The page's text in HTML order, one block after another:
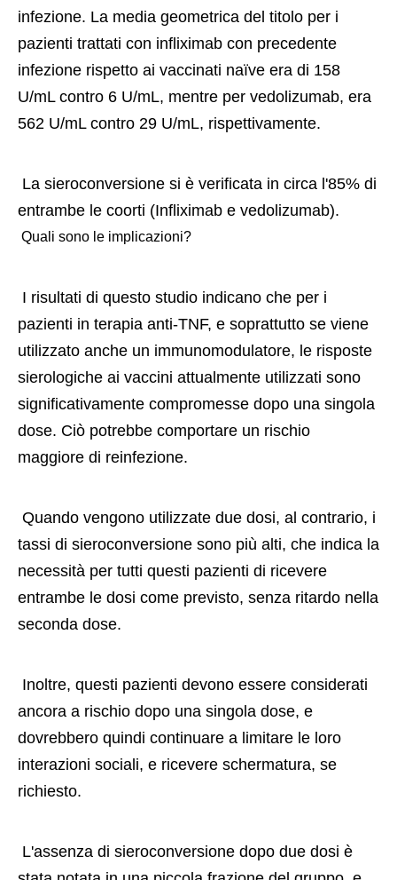
infezione. La media geometrica del titolo per i
pazienti trattati con infliximab con precedente
infezione rispetto ai vaccinati naïve era di 158
U/mL contro 6 U/mL, mentre per vedolizumab, era
562 U/mL contro 29 U/mL, rispettivamente.
entrambe le coorti (Infliximab e vedolizumab).
Quali sono le implicazioni?
pazienti in terapia anti-TNF, e soprattutto se viene
utilizzato anche un immunomodulatore, le risposte
sierologiche ai vaccini attualmente utilizzati sono
significativamente compromesse dopo una singola
dose. Ciò potrebbe comportare un rischio
maggiore di reinfezione.
tassi di sieroconversione sono più alti, che indica la
necessità per tutti questi pazienti di ricevere
entrambe le dosi come previsto, senza ritardo nella
seconda dose.
ancora a rischio dopo una singola dose, e
dovrebbero quindi continuare a limitare le loro
interazioni sociali, e ricevere schermatura, se
richiesto.